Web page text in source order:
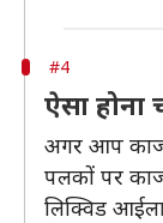
#4
ऐसा
अगर आप
पलकों पर
लिक्विड